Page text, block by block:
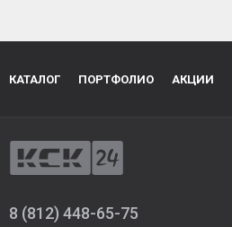
КАТАЛОГ ПОРТФОЛИО АКЦИИ
8 (812) 448-65-75